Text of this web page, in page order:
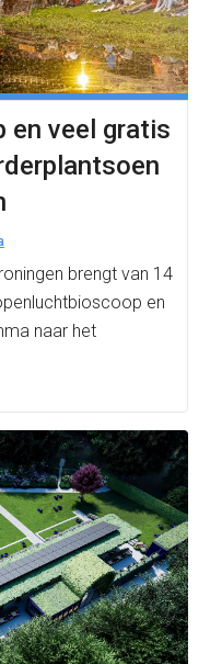
en veel gratis
brengt van 14
en
naar het